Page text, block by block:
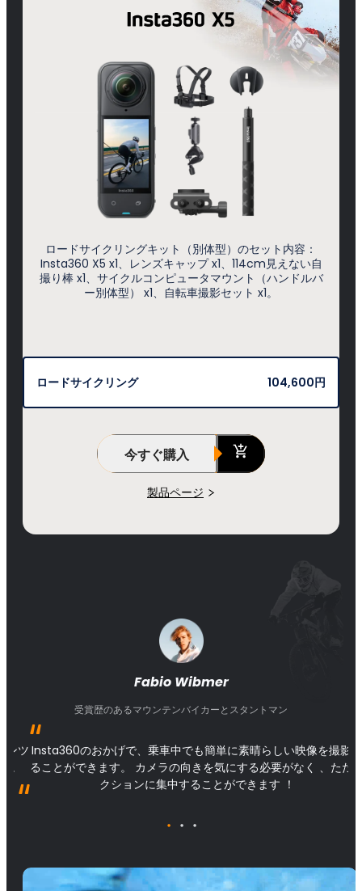
ロードサイクリングキット（別体型）のセット内容：
Insta360 X5 x1、レンズキャップ x1、114cm見えない自
撮り棒 x1、サイクルコンピュータマウント（ハンドルバ
ー別体型） x1、自転車撮影セット x1。
ロードサイクリング 104,600円
今すぐ購入
製品ページ
ンツ
。
Fabio Wibmer
受賞歴のあるマウンテンバイカーとスタントマン
Insta360のおかげで、乗車中でも簡単に素晴らしい映像を撮影す
ることができます。 カメラの向きを気にする必要がなく 、ただ
クションに集中することができます ！